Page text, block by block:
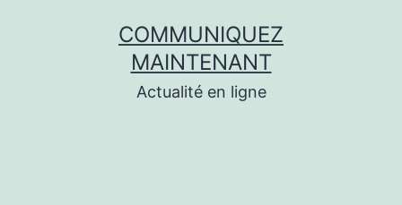
COMMUNIQUEZ
MAINTENANT
Actualité en ligne